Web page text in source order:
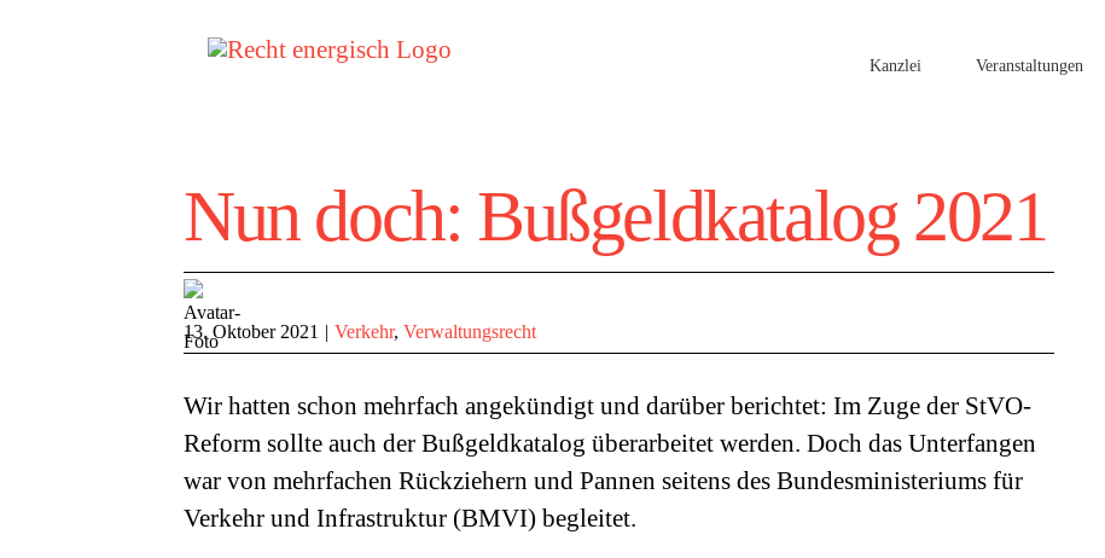
Kanzlei Veranstaltungen
Nun doch: Bußgeldkatalog 2021
13. Oktober 2021 | Verkehr, Verwaltungsrecht
Wir hatten schon mehrfach angekündigt und darüber berichtet: Im Zuge der StVO-
Reform sollte auch der Bußgeldkatalog überarbeitet werden. Doch das Unterfangen
war von mehrfachen Rückziehern und Pannen seitens des Bundesministeriums für
Verkehr und Infrastruktur (BMVI) begleitet.